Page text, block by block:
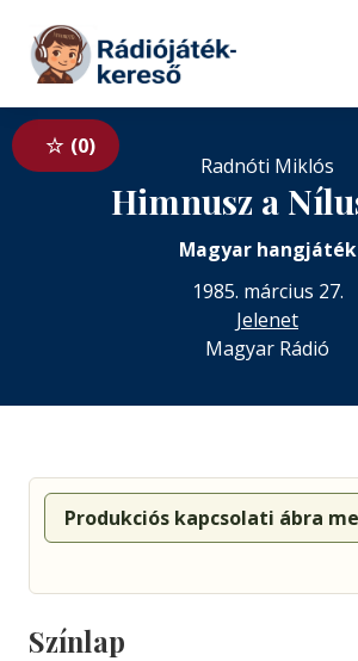
Tovább a tartalomhoz
0
Radnóti Miklós
Himnusz a
Magyar hangjáték
1985. március 27.
Jelenet
Magyar Rádió
Produkciós kapcsolati ábra
Színlap